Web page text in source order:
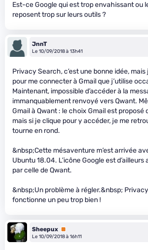
Est-ce Google qui est trop envahissant ou
reposent trop sur leurs outils ?
JnnT
Le 10/09/2018 à 13h41
Privacy Search, c’est une bonne idée, mais
pour me connecter à Gmail que j’utilise
Maintenant, impossible d’accéder à la
immanquablement renvoyé vers Qwant.
Gmail à Qwant : le choix Gmail est proposé
mais si je clique pour y accéder, je me
tourne en rond.
&nbsp;Cette mésaventure m’est arrivée
Ubuntu 18.04. L’icône Google est
par celle de Qwant.
&nbsp;Un problème à régler.&nbsp;
fonctionne un peu trop bien !
Sheepux Premium
Le 10/09/2018 à 16h11